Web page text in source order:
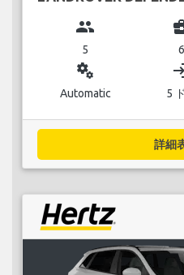
group
5 6
miscellaneous_services
Automatic 5
詳細